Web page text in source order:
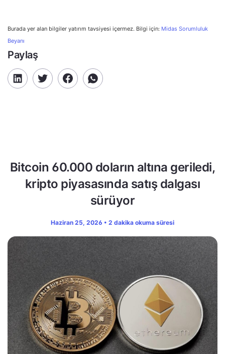
Burada yer alan bilgiler yatırım tavsiyesi içermez. Bilgi için: Midas Sorumluluk
Beyanı
Paylaş
Bitcoin 60.000 doların altına geriledi,
kripto piyasasında satış dalgası
sürüyor
Haziran 25, 2026 • 2 dakika okuma süresi